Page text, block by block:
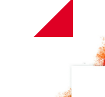
Effekte
Controller/DMX
Preisliste